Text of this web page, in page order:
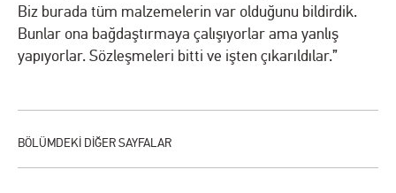
Biz burada tüm malzemelerin var olduğunu bildirdik.
Bunlar ona bağdaştırmaya çalışıyorlar ama yanlış
yapıyorlar. Sözleşmeleri bitti ve işten çıkarıldılar.”